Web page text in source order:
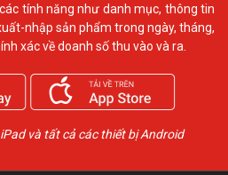
tính năng như danh mục, thông tin
nhập sản phẩm trong ngày, tháng,
xác về doanh số thu vào và ra.
và tất cả các thiết bị Android